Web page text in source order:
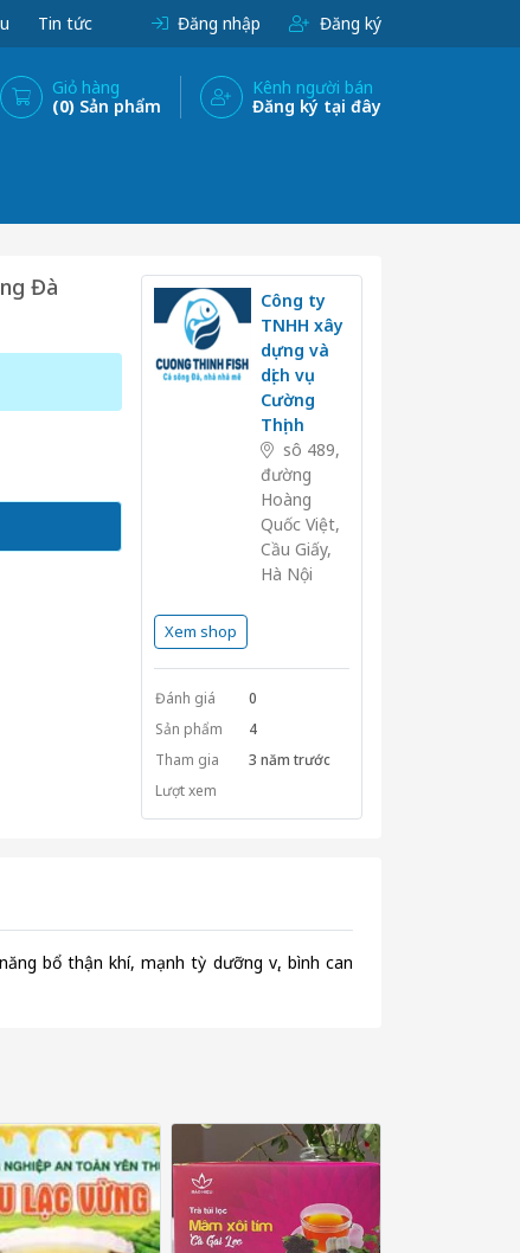
Tin tức Đăng nhập Đăng ký
Giỏ hàng
(0) Sản phẩm
Kênh người bán
Đăng ký tại đây
Đà
Công ty
TNHH xây
dựng và
dịch vụ
Cường
Thịnh
sô 489,
đường
Hoàng
Quốc Việt,
Cầu Giấy,
Hà Nội
Xem shop
Đánh giá
0
Sản phẩm
4
Tham gia
3 năm trước
Lượt xem
bổ thận khí, mạnh tỳ dưỡng vị, bình can